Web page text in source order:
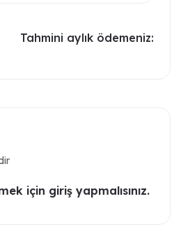
Tahmini aylık ödemeniz:
için giriş yapmalısınız.